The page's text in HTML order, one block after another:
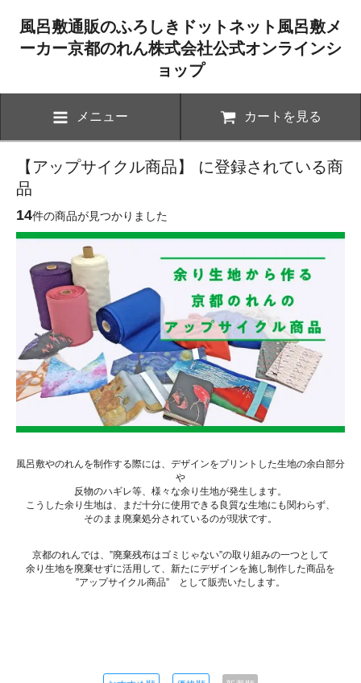
風呂敷通販のふろしきドットネット風呂敷メ
ーカー京都のれん株式会社公式オンラインシ
ョップ
メニュー カートを見る
【アップサイクル商品】 に登録されている商
品
14件の商品が見つかりました
風呂敷やのれんを制作する際には、デザインをプリントした生地の余白部分
や
反物のハギレ等、様々な余り生地が発生します。
こうした余り生地は、まだ十分に使用できる良質な生地にも関わらず、
そのまま廃棄処分されているのが現状です。
京都のれんでは、”廃棄残布はゴミじゃない”の取り組みの一つとして
余り生地を廃棄せずに活用して、新たにデザインを施し制作した商品を
”アップサイクル商品” として販売いたします。